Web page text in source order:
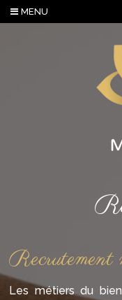
MENU
Recrutement
Les métiers du